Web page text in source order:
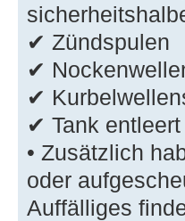
✔ Zündspulen
✔
✔
✔ Tank
• Zusätzlich
oder
Auffälliges